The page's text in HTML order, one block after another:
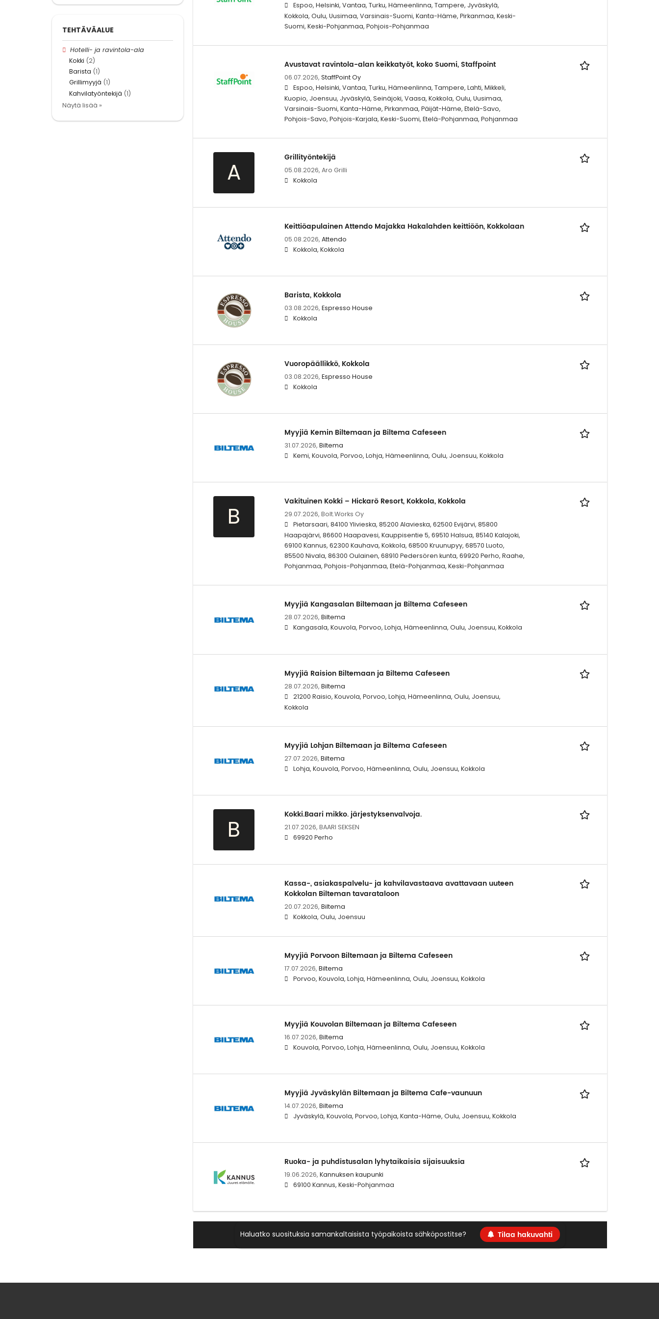
Espoo, Helsinki, Vantaa, Turku, Hämeenlinna, Tampere, Jyväskylä,
Kokkola, Oulu, Uusimaa, Varsinais-Suomi, Kanta-Häme, Pirkanmaa, Keski-
Suomi, Keski-Pohjanmaa, Pohjois-Pohjanmaa
Avustavat ravintola-alan keikkatyöt, koko Suomi, Staffpoint
06.07.2026, StaffPoint Oy
Espoo, Helsinki, Vantaa, Turku, Hämeenlinna, Tampere, Lahti, Mikkeli,
Kuopio, Joensuu, Jyväskylä, Seinäjoki, Vaasa, Kokkola, Oulu, Uusimaa,
Varsinais-Suomi, Kanta-Häme, Pirkanmaa, Päijät-Häme, Etelä-Savo,
Pohjois-Savo, Pohjois-Karjala, Keski-Suomi, Etelä-Pohjanmaa, Pohjanmaa
A
Grillityöntekijä
05.08.2026, Aro Grilli
Kokkola
Keittiöapulainen Attendo Majakka Hakalahden keittiöön, Kokkolaan
05.08.2026, Attendo
Kokkola, Kokkola
Barista, Kokkola
03.08.2026, Espresso House
Kokkola
Vuoropäällikkö, Kokkola
03.08.2026, Espresso House
Kokkola
Myyjiä Kemin Biltemaan ja Biltema Cafeseen
31.07.2026, Biltema
Kemi, Kouvola, Porvoo, Lohja, Hämeenlinna, Oulu, Joensuu, Kokkola
B
Vakituinen Kokki – Hickarö Resort, Kokkola, Kokkola
29.07.2026, Bolt.Works Oy
Pietarsaari, 84100 Ylivieska, 85200 Alavieska, 62500 Evijärvi, 85800
Haapajärvi, 86600 Haapavesi, Kauppisentie 5, 69510 Halsua, 85140 Kalajoki,
69100 Kannus, 62300 Kauhava, Kokkola, 68500 Kruunupyy, 68570 Luoto,
85500 Nivala, 86300 Oulainen, 68910 Pedersören kunta, 69920 Perho, Raahe,
Pohjanmaa, Pohjois-Pohjanmaa, Etelä-Pohjanmaa, Keski-Pohjanmaa
Myyjiä Kangasalan Biltemaan ja Biltema Cafeseen
28.07.2026, Biltema
Kangasala, Kouvola, Porvoo, Lohja, Hämeenlinna, Oulu, Joensuu, Kokkola
Myyjiä Raision Biltemaan ja Biltema Cafeseen
28.07.2026, Biltema
21200 Raisio, Kouvola, Porvoo, Lohja, Hämeenlinna, Oulu, Joensuu,
Kokkola
Myyjiä Lohjan Biltemaan ja Biltema Cafeseen
27.07.2026, Biltema
Lohja, Kouvola, Porvoo, Hämeenlinna, Oulu, Joensuu, Kokkola
B
Kokki.Baari mikko. järjestyksenvalvoja.
21.07.2026, BAARI SEKSEN
69920 Perho
Kassa-, asiakaspalvelu- ja kahvilavastaava avattavaan uuteen
Kokkolan Bilteman tavarataloon
20.07.2026, Biltema
Kokkola, Oulu, Joensuu
Myyjiä Porvoon Biltemaan ja Biltema Cafeseen
17.07.2026, Biltema
Porvoo, Kouvola, Lohja, Hämeenlinna, Oulu, Joensuu, Kokkola
Myyjiä Kouvolan Biltemaan ja Biltema Cafeseen
16.07.2026, Biltema
Kouvola, Porvoo, Lohja, Hämeenlinna, Oulu, Joensuu, Kokkola
Myyjiä Jyväskylän Biltemaan ja Biltema Cafe-vaunuun
14.07.2026, Biltema
Jyväskylä, Kouvola, Porvoo, Lohja, Kanta-Häme, Oulu, Joensuu, Kokkola
Ruoka- ja puhdistusalan lyhytaikaisia sijaisuuksia
19.06.2026, Kannuksen kaupunki
69100 Kannus, Keski-Pohjanmaa
Haluatko suosituksia samankaltaisista työpaikoista sähköpostitse? Tilaa hakuvahti
TEHTÄVÄALUE
Hotelli- ja ravintola-ala
Kokki (2)
Barista (1)
Grillimyyjä (1)
Kahvilatyöntekijä (1)
Näytä lisää »